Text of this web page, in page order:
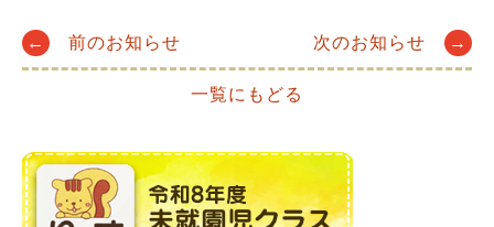
Post
← 前のお知らせ 次のお知らせ →
一覧にもどる